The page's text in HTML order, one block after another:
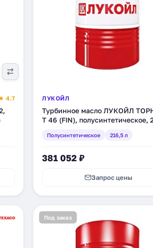
4.7 ЛУКОЙЛ
Турбинное масло ЛУКОЙЛ
Т 46 (FIN), полусинтетическое,
Полусинтетическое 216,5 л
381 052 ₽
Запрос цены
Под заказ